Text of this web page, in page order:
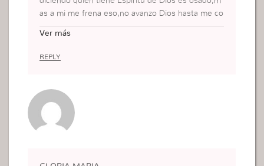
as a mi me frena eso,no avanzo Dios hasta me co
Ver más
REPLY